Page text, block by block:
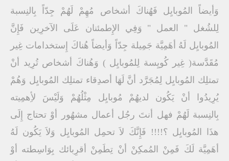
وَأيضاً المُوبايِل فَهُناكَ أشخاص مُهِمْ لَهُمْ جِدّاً بِالنِسبة
لِلشُغل " العمل " وَفِي الإِطمئنان عَلَى الآخرِين فَإِنَّ
المُوبايِل لَهُ أهَمِيَّة جَمِيلة جِدّاً وَأيضاً هُناكَ إِستخدامات غِير
مُقَدَّسة( غِير كُويِسة لِلمُوبايِل ) وَهُناكَ أشخاص تُرِيد أنْ
تمتلِك المُوبايِل لِمُجَرَّد أنَّ لَهَا أصدِقاء تمتلِك المُوبايِل وَهُمْ
يُرِيدُوا أنْ يَكُون لديهُمْ مُوبايِل مِثْلُهُمْ وَلَيْسَ لأِهمِيته
بِالنِسبة لَهُمْ فهل أنتَ رجُل أعمال مشهُور أوْ تحتاج إِلَى
هذَا المُوبايِل ؟!!!! فَإِنَّكَ لاَ تحمِل المُوبايِل وَلاَ يَكُون لَهُ
أهَمِيَّة لَكَ فَمِنْ المُمكِنْ أنْ تِطَمِنْ أقرِبائك بِوَاسِطته أوْ